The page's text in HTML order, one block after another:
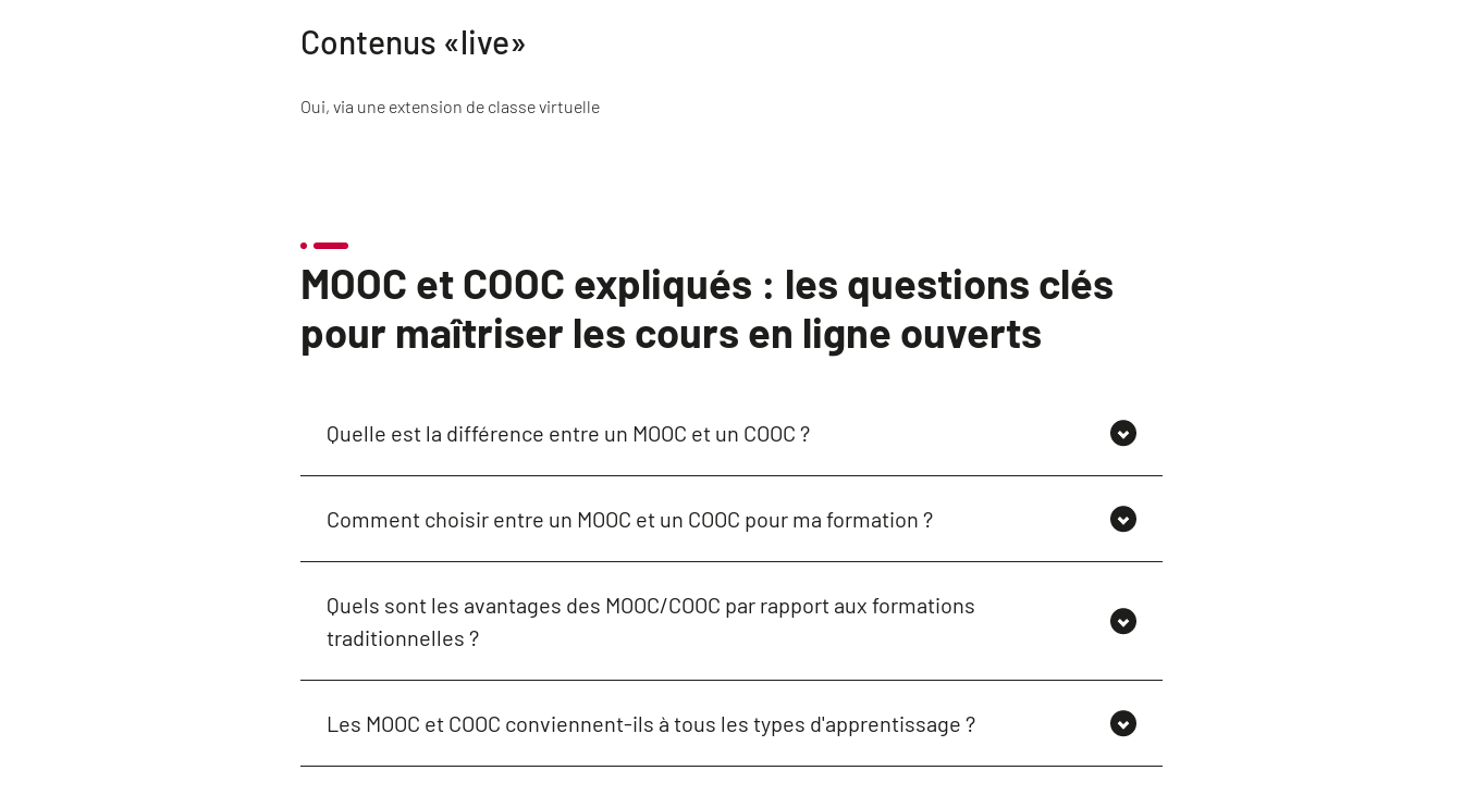
Contenus «live»
Oui, via une extension de classe virtuelle
MOOC et COOC expliqués : les questions clés
pour maîtriser les cours en ligne ouverts
Quelle est la différence entre un MOOC et un COOC ?
Comment choisir entre un MOOC et un COOC pour ma formation ?
Quels sont les avantages des MOOC/COOC par rapport aux formations
traditionnelles ?
Les MOOC et COOC conviennent-ils à tous les types d'apprentissage ?